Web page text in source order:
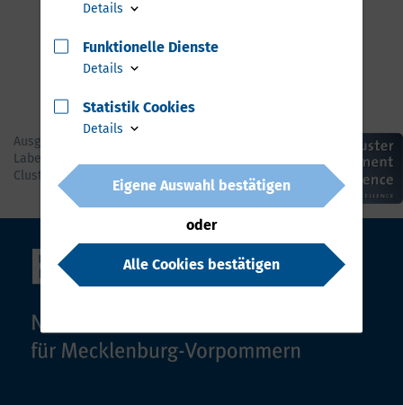
Ausgezeichnet mit dem Silber
Label der European
Cluster Excellence Initiative
Details
Funktionelle Dienste
Details
Statistik Cookies
Details
Eigene Auswahl bestätigen
oder
Alle Cookies bestätigen